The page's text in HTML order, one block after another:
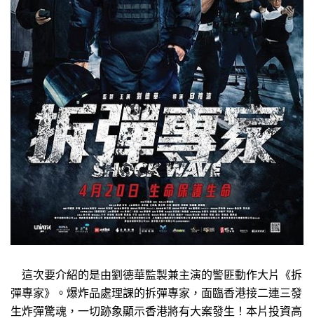
這次要介紹的是由劉德華監製兼主演的警匪動作大片《拆
彈專家》。爆炸品處理課的拆彈專家，面臨香港接二連三發
生炸彈驚魂，一切跡象顯示香港將有大案發生！本片投資高